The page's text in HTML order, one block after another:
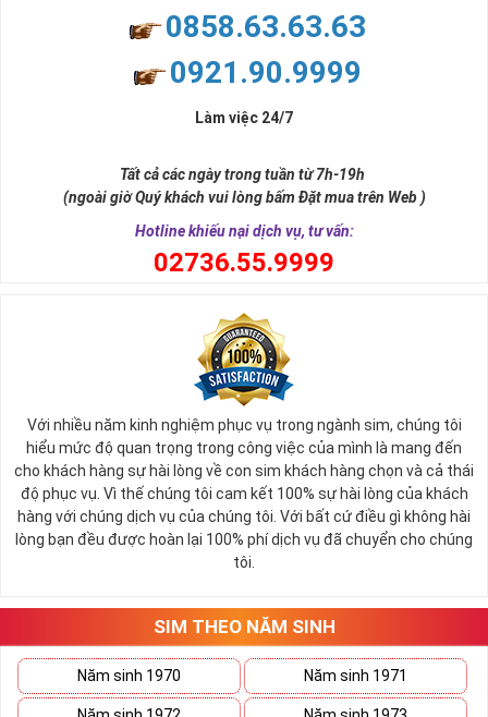
0858.63.63.63
0921.90.9999
Làm việc 24/7
Tất cả các ngày trong tuần từ 7h-19h
(ngoài giờ Quý khách vui lòng bấm Đặt mua trên Web )
Hotline khiếu nại dịch vụ, tư vấn:
02736.55.9999
Với nhiều năm kinh nghiệm phục vụ trong ngành sim, chúng tôi
hiểu mức độ quan trọng trong công việc của mình là mang đến
cho khách hàng sự hài lòng về con sim khách hàng chọn và cả thái
độ phục vụ. Vì thế chúng tôi cam kết 100% sự hài lòng của khách
hàng với chúng dịch vụ của chúng tôi. Với bất cứ điều gì không hài
lòng bạn đều được hoàn lại 100% phí dịch vụ đã chuyển cho chúng
tôi.
SIM THEO NĂM SINH
Năm sinh 1970 Năm sinh 1971